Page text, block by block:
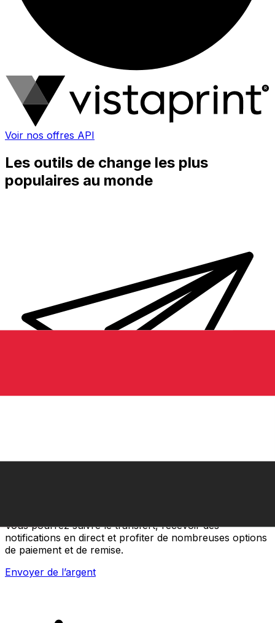
Voir nos offres API
Les outils de change les plus
populaires au monde
Vous pourrez suivre le transfert, recevoir des
notifications en direct et profiter de nombreuses options
de paiement et de remise.
Envoyer de l’argent